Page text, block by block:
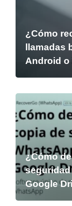
¿Cómo
llamadas
Android o
¿Cómo
Google